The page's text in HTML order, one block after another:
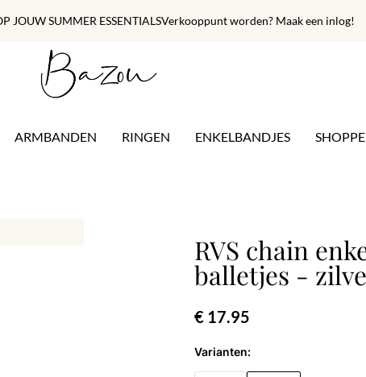
JOUW SUMMER ESSENTIALSVerkooppunt worden? Maak een inlog!
ARMBANDEN RINGEN ENKELBANDJES
RVS chain
balletjes -
€ 17.95
Varianten: